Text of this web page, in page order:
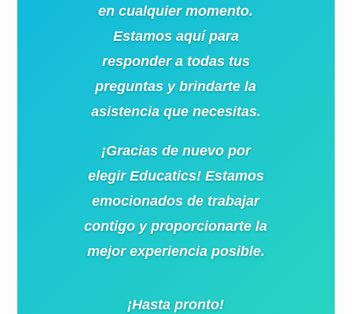
en cualquier momento.
Estamos aquí para
responder a todas tus
preguntas y brindarte la
asistencia que necesitas.
¡Gracias de nuevo por
elegir Educatics! Estamos
emocionados de trabajar
contigo y proporcionarte la
mejor experiencia posible.
¡Hasta pronto!